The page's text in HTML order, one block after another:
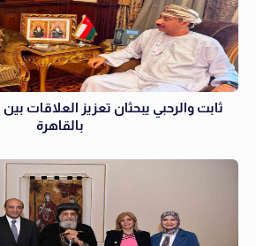
ثابت والرحبي يبحثان تعزيز العلاقات
بالقاهرة